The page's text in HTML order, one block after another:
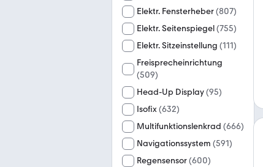
Elektr. Fensterheber(807)
Elektr. Seitenspiegel(755)
Elektr. Sitzeinstellung (111)
Freisprecheinrichtung
(509)
Head-Up Display(95)
Isofix(632)
Multifunktionslenkrad (666)
Navigationssystem (591)
Regensensor(600)